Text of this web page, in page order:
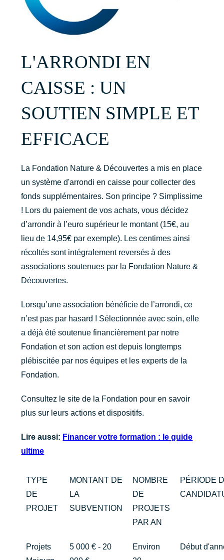
L'ARRONDI EN
CAISSE : UN
SOUTIEN SIMPLE ET
EFFICACE
La Fondation Nature & Découvertes a mis en place
un système d'arrondi en caisse pour collecter des
fonds supplémentaires. Son principe ? Simplissime
! Lors du paiement de vos achats, vous décidez
d’arrondir à l’euro supérieur le montant (15€, au
lieu de 14,95€ par exemple). Les centimes ainsi
récoltés sont intégralement reversés à des
associations soutenues par la Fondation Nature &
Découvertes.
Lorsqu’une association bénéficie de l’arrondi, ce
n’est pas par hasard ! Sélectionnée avec soin, elle
a déjà été soutenue financièrement par notre
Fondation et son action est depuis longtemps
plébiscitée par nos équipes et les experts de la
Fondation.
Consultez le site de la Fondation pour en savoir
plus sur leurs actions et dispositifs.
Lire aussi: Financer votre formation : le guide
ultime
TYPE
DE
PROJET
MONTANT DE
LA
SUBVENTION
NOMBRE
DE
PROJETS
PAR AN
PÉRIODE
Projets
5 000 € - 20
Environ
Début